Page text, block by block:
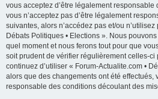
vous acceptez d’être légalement responsable
vous n’acceptez pas d’être légalement
suivantes, alors n’accédez pas et/ou
Débats Politiques • Elections ». Nous
quel moment et nous ferons tout pour que
soit prudent de vérifier régulièrement celles-ci
continuez d’utiliser « Forum-Actualite.com •
alors que des changements ont été effectués,
responsable des conditions découlant des